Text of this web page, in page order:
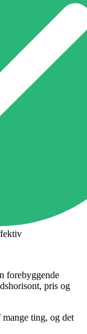
forebyggende
pris og
ting, og det